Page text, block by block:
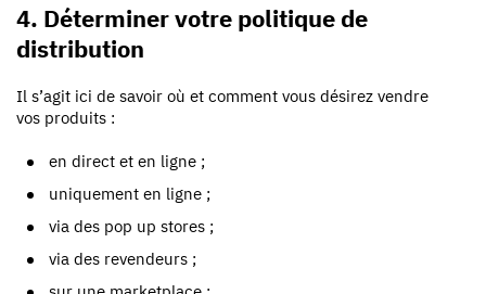
4. Déterminer votre politique de
distribution
Il s’agit ici de savoir où et comment vous désirez vendre
vos produits :
en direct et en ligne ;
uniquement en ligne ;
via des pop up stores ;
via des revendeurs ;